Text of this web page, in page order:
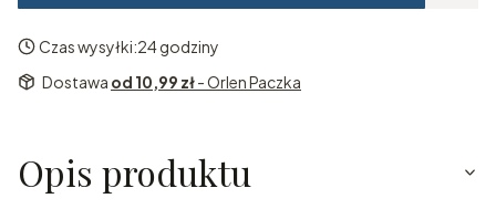
Czas wysyłki:24 godziny
Dostawa od 10,99 zł- Orlen Paczka
Opis produktu